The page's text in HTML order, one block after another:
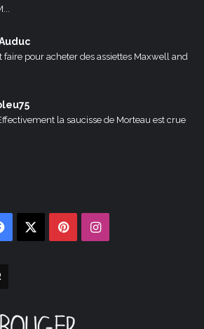
faire pour acheter des assiettes Maxwell and
la saucisse de Morteau est crue
Facebook PinterestInstagram